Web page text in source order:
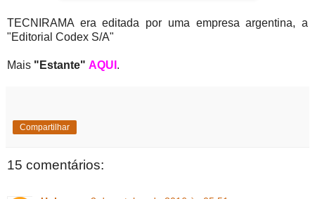
TECNIRAMA era editada por uma empresa argentina, a
"Editorial Codex S/A"
Mais "Estante" AQUI .
Compartilhar
15 comentários: